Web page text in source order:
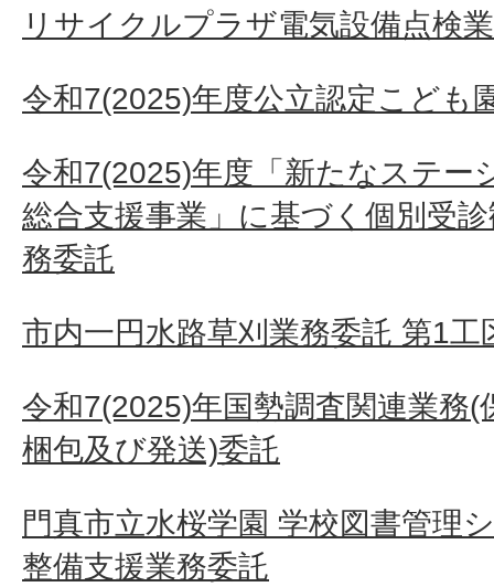
リサイクルプラザ電気設備点検
令和7(2025)年度公立認定こども
令和7(2025)年度「新たなステー
総合支援事業」に基づく個別受
務委託
市内一円水路草刈業務委託 第1工
令和7(2025)年国勢調査関連業務(
梱包及び発送)委託
門真市立水桜学園 学校図書管理
整備支援業務委託